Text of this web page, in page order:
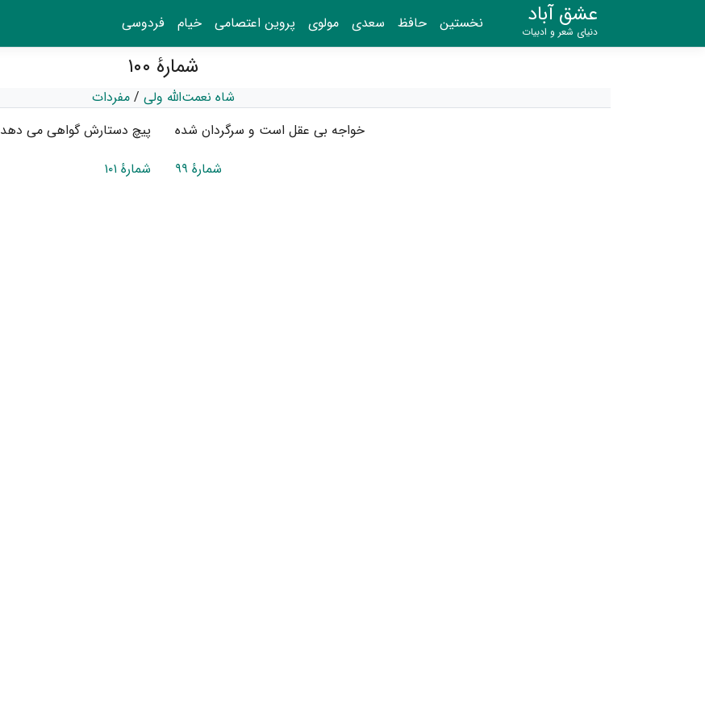
عشق آباد
دنیای شعر و ادبیات نخستین حافظ سعدی مولوی پروین اعتصامی خیام فردوسی
شمارهٔ ۱۰۰
شاه نعمت‌الله ولی /مفردات
خواجه بی ‌عقل است و سرگردان شده
پیچ دستارش گواهی می ‌دهد
شمارهٔ ۹۹
شمارهٔ ۱۰۱